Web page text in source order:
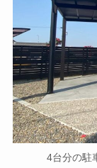
4台分の駐